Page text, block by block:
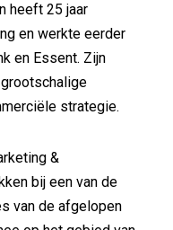
heeft 25 jaar
en werkte eerder
en Essent. Zijn
strategie.
&
bij een van de
van de afgelopen